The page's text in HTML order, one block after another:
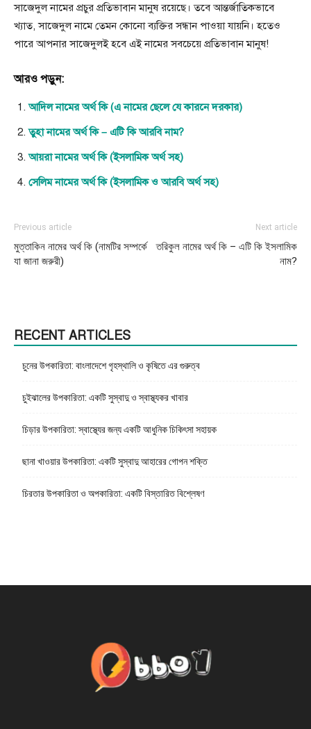
সাজেদুল নামের প্রচুর প্রতিভাবান মানুষ রয়েছে। তবে আন্তর্জাতিকভাবে
খ্যাত, সাজেদুল নামে তেমন কোনো ব্যক্তির সন্ধান পাওয়া যায়নি। হতেও
পারে আপনার সাজেদুলই হবে এই নামের সবচেয়ে প্রতিভাবান মানুষ!
আরও পড়ুন:
আদিল নামের অর্থ কি (এ নামের ছেলে যে কারনে দরকার)
তুহা নামের অর্থ কি – এটি কি আরবি নাম?
আয়রা নামের অর্থ কি (ইসলামিক অর্থ সহ)
সেলিম নামের অর্থ কি (ইসলামিক ও আরবি অর্থ সহ)
Previous article
মুত্তাকিন নামের অর্থ কি (নামটির সম্পর্কে
যা জানা জরুরী)
Next article
তরিকুল নামের অর্থ কি – এটি কি ইসলামিক
নাম?
RECENT ARTICLES
চুনের উপকারিতা: বাংলাদেশে গৃহস্থালি ও কৃষিতে এর গুরুত্ব
চুইঝালের উপকারিতা: একটি সুস্বাদু ও স্বাস্থ্যকর খাবার
চিড়ার উপকারিতা: স্বাস্থ্যের জন্য একটি আধুনিক চিকিৎসা সহায়ক
ছানা খাওয়ার উপকারিতা: একটি সুস্বাদু আহারের গোপন শক্তি
চিরতার উপকারিতা ও অপকারিতা: একটি বিস্তারিত বিশ্লেষণ